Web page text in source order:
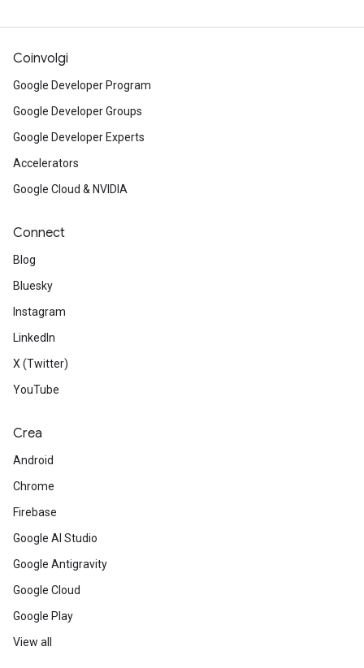
Coinvolgi
Google Developer Program
Google Developer Groups
Google Developer Experts
Accelerators
Google Cloud & NVIDIA
Connect
Blog
Bluesky
Instagram
LinkedIn
X (Twitter)
YouTube
Crea
Android
Chrome
Firebase
Google AI Studio
Google Antigravity
Google Cloud
Google Play
View all